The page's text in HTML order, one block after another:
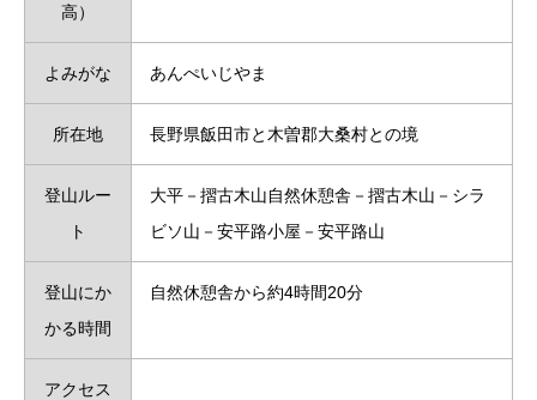
高）
よみがな あんぺいじやま
所在地 長野県飯田市と木曽郡大桑村との境
登山ルー
ト
大平－摺古木山自然休憩舎－摺古木山－シラ
ビソ山－安平路小屋－安平路山
登山にか
かる時間
自然休憩舎から約4時間20分
アクセス